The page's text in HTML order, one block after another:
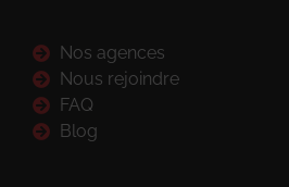
Nos agences
Nous rejoindre
FAQ
Blog